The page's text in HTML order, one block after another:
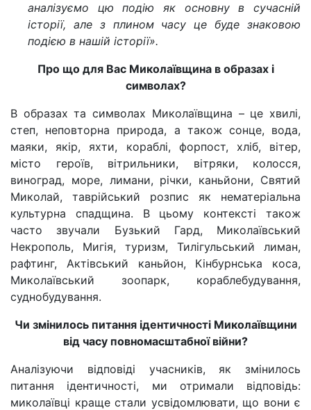
аналізуємо цю подію як основну в сучасній
історії, але з плином часу це буде знаковою
подією в нашій історії».
Про що для Вас Миколаївщина в образах і
символах?
В образах та символах Миколаївщина – це хвилі,
степ, неповторна природа, а також сонце, вода,
маяки, якір, яхти, кораблі, форпост, хліб, вітер,
місто героїв, вітрильники, вітряки, колосся,
виноград, море, лимани, річки, каньйони, Святий
Миколай, таврійський розпис як нематеріальна
культурна спадщина. В цьому контексті також
часто звучали Бузький Гард, Миколаївський
Некрополь, Мигія, туризм, Тилігульський лиман,
рафтинг, Актівський каньйон, Кінбурнська коса,
Миколаївський зоопарк, кораблебудування,
суднобудування.
Чи змінилось питання ідентичності Миколаївщини
від часу повномасштабної війни?
Аналізуючи відповіді учасників, як змінилось
питання ідентичності, ми отримали відповідь:
миколаївці краще стали усвідомлювати, що вони є